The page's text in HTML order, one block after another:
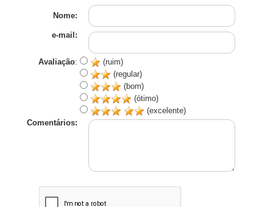
Nome:
e-mail:
Avaliação:
(ruim)
(regular)
(bom)
(ótimo)
(excelente)
Comentários: